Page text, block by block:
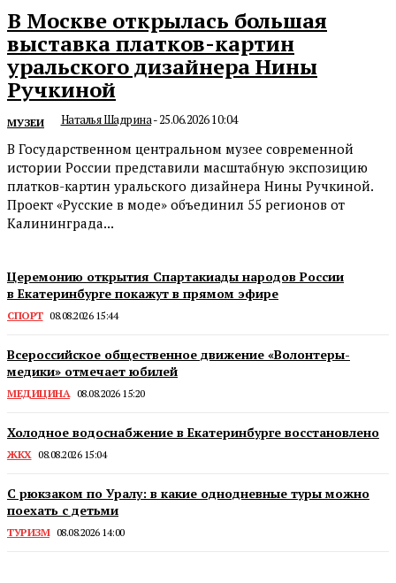
В Москве открылась большая
выставка платков-картин
уральского дизайнера Нины
Ручкиной
МУЗЕИ Наталья Шадрина-25.06.2026 10:04
В Государственном центральном музее современной
истории России представили масштабную экспозицию
платков-картин уральского дизайнера Нины Ручкиной.
Проект «Русские в моде» объединил 55 регионов от
Калининграда...
Церемонию открытия Спартакиады народов России
в Екатеринбурге покажут в прямом эфире
СПОРТ 08.08.2026 15:44
Всероссийское общественное движение «Волонтеры-
медики» отмечает юбилей
МЕДИЦИНА 08.08.2026 15:20
Холодное водоснабжение в Екатеринбурге восстановлено
ЖКХ 08.08.2026 15:04
С рюкзаком по Уралу: в какие однодневные туры можно
поехать с детьми
ТУРИЗМ 08.08.2026 14:00